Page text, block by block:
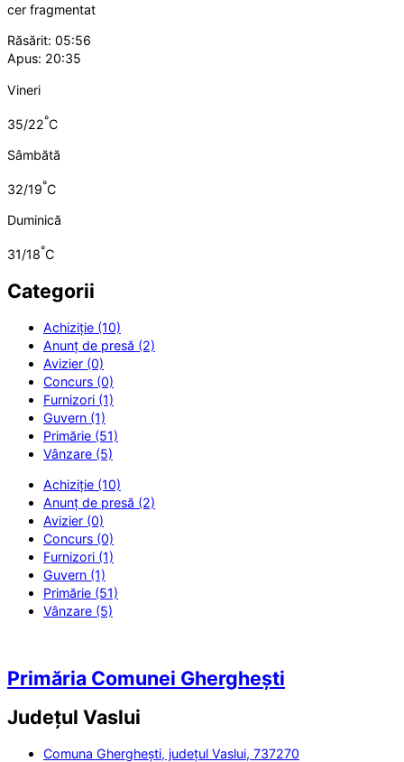
cer fragmentat
Răsărit: 05:56
Apus: 20:35
Vineri
35/22°C
Sâmbătă
32/19°C
Duminică
31/18°C
Categorii
Achiziție (10)
Anunț de presă (2)
Avizier (0)
Concurs (0)
Furnizori (1)
Guvern (1)
Primărie (51)
Vânzare (5)
Achiziție (10)
Anunț de presă (2)
Avizier (0)
Concurs (0)
Furnizori (1)
Guvern (1)
Primărie (51)
Vânzare (5)
Primăria Comunei Gherghești
Județul Vaslui
Comuna Gherghești, județul Vaslui, 737270